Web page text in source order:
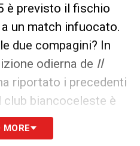
è previsto il fischio
un match infuocato.
due compagini? In
odierna de Il
riportato i precedenti
club biancoceleste è
i sardi (16V, 3N)
una serie più lunga
MORE